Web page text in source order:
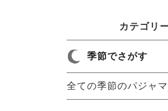
カテゴリ
季節でさがす
全ての季節のパジャ